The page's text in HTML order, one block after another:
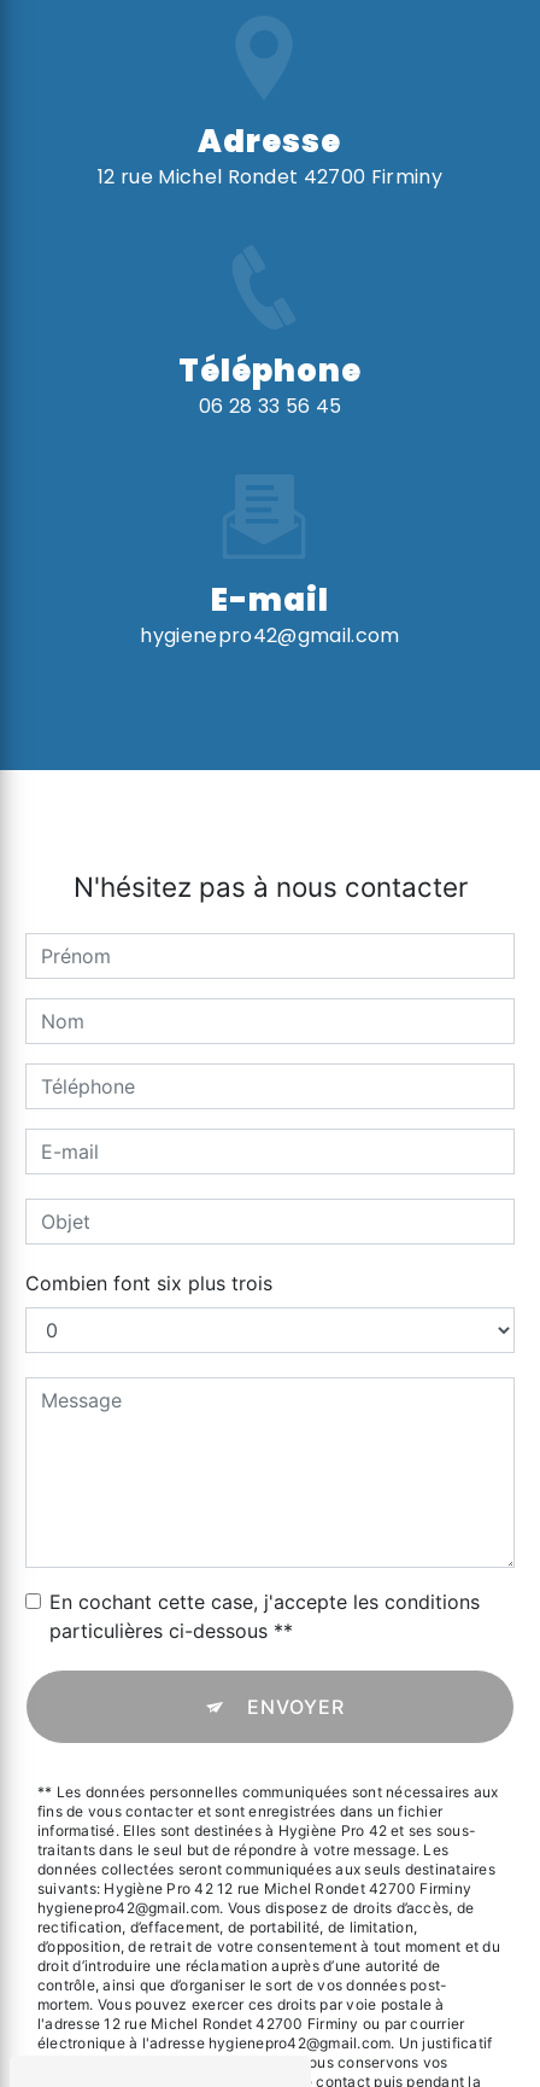
Adresse
12 rue Michel Rondet 42700 Firminy
Téléphone
06 28 33 56 45
E-mail
hygienepro42@gmail.com
N'hésitez pas à nous contacter
Combien font six plus trois
En cochant cette case, j'accepte les conditions
particulières ci-dessous **
ENVOYER
** Les données personnelles communiquées sont nécessaires aux
fins de vous contacter et sont enregistrées dans un fichier
informatisé. Elles sont destinées à Hygiène Pro 42 et ses sous-
traitants dans le seul but de répondre à votre message. Les
données collectées seront communiquées aux seuls destinataires
suivants: Hygiène Pro 42 12 rue Michel Rondet 42700 Firminy
hygienepro42@gmail.com. Vous disposez de droits d’accès, de
rectification, d’effacement, de portabilité, de limitation,
d’opposition, de retrait de votre consentement à tout moment et du
droit d’introduire une réclamation auprès d’une autorité de
contrôle, ainsi que d’organiser le sort de vos données post-
mortem. Vous pouvez exercer ces droits par voie postale à
l'adresse 12 rue Michel Rondet 42700 Firminy ou par courrier
électronique à l'adresse hygienepro42@gmail.com. Un justificatif
d'identité pourra vous être demandé. Nous conservons vos
données pendant la période de prise de contact puis pendant la